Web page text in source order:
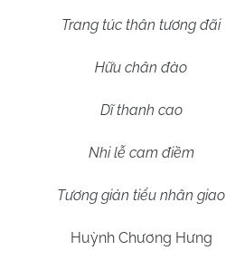
Trang túc thân tương đãi
Hữu chân đào
Dĩ thanh cao
Nhi lễ cam điềm
Tương giản tiểu nhân giao
Huỳnh Chương Hưng